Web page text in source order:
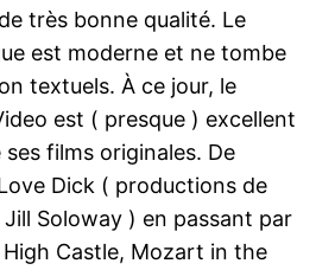
très bonne qualité. Le
est moderne et ne tombe
textuels. À ce jour, le
est ( presque ) excellent
ses films originales. De
Dick ( productions de
Jill Soloway ) en passant par
Castle, Mozart in the